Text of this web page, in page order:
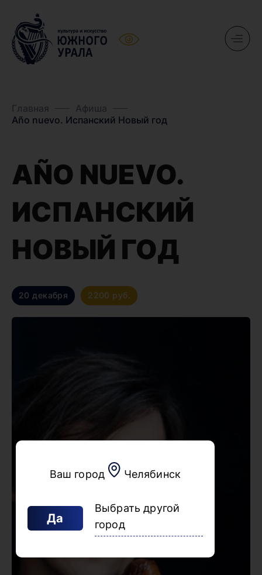
Ваш город Челябинск
Да
Выбрать другой
город
Главная
Афиша
Año nuevo. Испанский Новый год
AÑO NUEVO.
ИСПАНСКИЙ
НОВЫЙ ГОД
20 декабря 2200 руб.